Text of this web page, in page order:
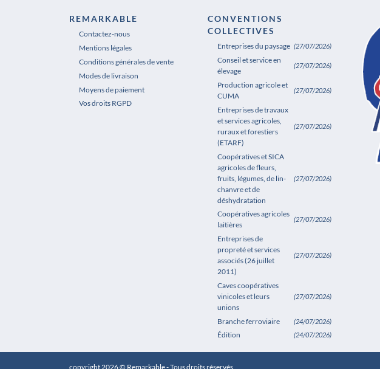
REMARKABLE
Contactez-nous
Mentions légales
Conditions générales de vente
Modes de livraison
Moyens de paiement
Vos droits RGPD
CONVENTIONS
COLLECTIVES
Entreprises du paysage (27/07/2026)
Conseil et service en
élevage
(27/07/2026)
Production agricole et
CUMA
(27/07/2026)
Entreprises de travaux
et services agricoles,
ruraux et forestiers
(ETARF)
(27/07/2026)
Coopératives et SICA
agricoles de fleurs,
fruits, légumes, de lin-
chanvre et de
déshydratation
(27/07/2026)
Coopératives agricoles
laitières
(27/07/2026)
Entreprises de
propreté et services
associés (26 juillet
2011)
(27/07/2026)
Caves coopératives
vinicoles et leurs
unions
(27/07/2026)
Branche ferroviaire (24/07/2026)
Édition (24/07/2026)
copyright 2026 © Remarkable - Tous droits réservés